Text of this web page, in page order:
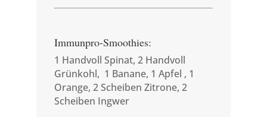
Immunpro-Smoothies:
1 Handvoll Spinat, 2 Handvoll
Grünkohl, 1 Banane, 1 Apfel , 1
Orange, 2 Scheiben Zitrone, 2
Scheiben Ingwer